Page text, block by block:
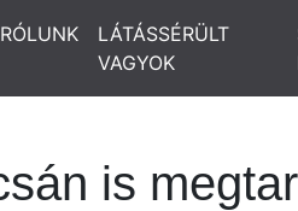
RÓLUNK
LÁTÁSSÉRÜLT
VAGYOK
is